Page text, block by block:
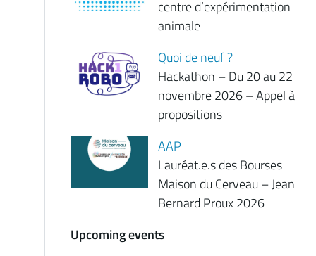
centre d’expérimentation
animale
Quoi de neuf ?
Hackathon – Du 20 au 22
novembre 2026 – Appel à
propositions
AAP
Lauréat.e.s des Bourses
Maison du Cerveau – Jean
Bernard Proux 2026
Upcoming events